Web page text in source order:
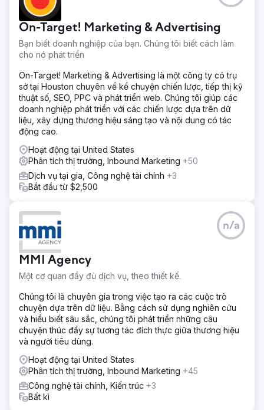
On-Target! Marketing & Advertising
Bạn biết doanh nghiệp của bạn. Chúng tôi biết cách làm
cho nó phát triển
On-Target! Marketing & Advertising là một công ty có trụ
sở tại Houston chuyên về kể chuyện chiến lược, tiếp thị kỹ
thuật số, SEO, PPC và phát triển web. Chúng tôi giúp các
doanh nghiệp phát triển với các chiến lược dựa trên dữ
liệu, xây dựng thương hiệu sáng tạo và nội dung có tác
động cao.
Hoạt động tại United States
Phân tích thị trường, Inbound Marketing +50
Dịch vụ tại gia, Công nghệ tài chính +3
Bắt đầu từ $2,500
MMI Agency
Một cơ quan đầy đủ dịch vụ, theo thiết kế.
n/a
Chúng tôi là chuyên gia trong việc tạo ra các cuộc trò
chuyện dựa trên dữ liệu. Bằng cách sử dụng nghiên cứu
và hiểu biết sâu sắc, chúng tôi phát triển những câu
chuyện thúc đẩy sự tương tác đích thực giữa thương hiệu
và người tiêu dùng.
Hoạt động tại United States
Phân tích thị trường, Inbound Marketing +45
Công nghệ tài chính, Kiến trúc +3
Bất kì